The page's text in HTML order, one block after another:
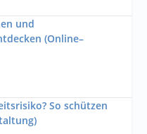
und
(Online–
So schützen